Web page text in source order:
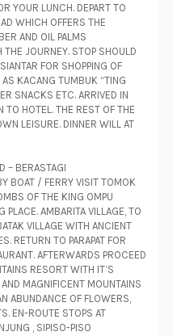
YOUR LUNCH. DEPART TO
WHICH OFFERS THE
AND OIL PALMS
THE JOURNEY. STOP SHOULD
FOR SHOPPING OF
KACANG TUMBUK “TING
SNACKS ETC. ARRIVED IN
TO HOTEL. THE REST OF THE
LEISURE. DINNER WILL AT
– BERASTAGI
BOAT / FERRY VISIT TOMOK
OF THE KING OMPU
PLACE. AMBARITA VILLAGE, TO
VILLAGE WITH ANCIENT
RETURN TO PARAPAT FOR
AFTERWARDS PROCEED
RESORT WITH IT’S
MAGNIFICENT MOUNTAINS
ABUNDANCE OF FLOWERS,
EN-ROUTE STOPS AT
, SIPISO-PISO